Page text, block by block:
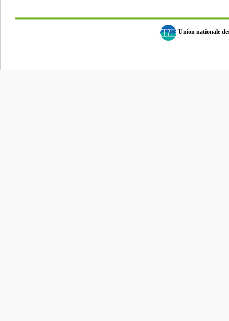
Union nationale